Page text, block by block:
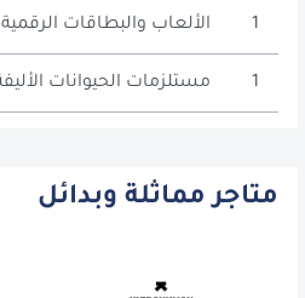
الألعاب والبطاقات الرقمية
مستلزمات الحيوانات الأليفة
متاجر مماثلة وبدائل